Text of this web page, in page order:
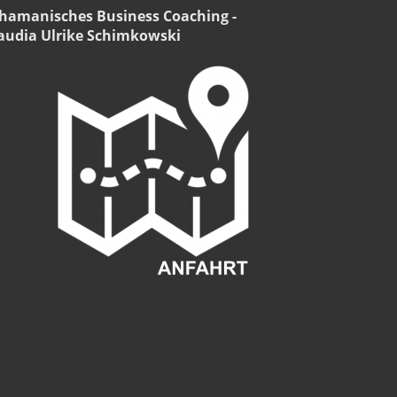
Business Coaching -
Ulrike Schimkowski